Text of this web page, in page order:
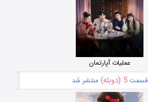
عملیات آپارتمان
قسمت5 (دوبله) منتشر شد